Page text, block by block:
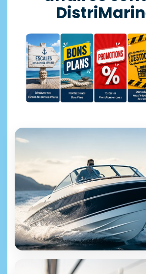
Escales des bonnes affaires
Bons Plans Promotions
ÉQUIPEMENT & ACCESSOIRES